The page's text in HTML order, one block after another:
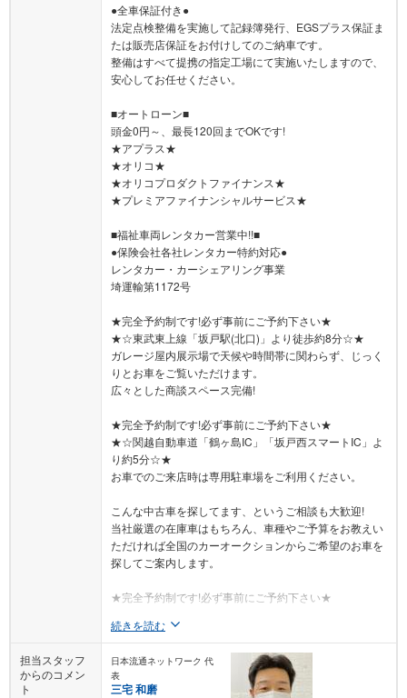
●全車保証付き●
法定点検整備を実施して記録簿発行、EGSプラス保証ま
たは販売店保証をお付けしてのご納車です。
整備はすべて提携の指定工場にて実施いたしますので、
安心してお任せください。
■オートローン■
頭金0円～、最長120回までOKです!
★アプラス★
★オリコ★
★オリコプロダクトファイナンス★
★プレミアファイナンシャルサービス★
■福祉車両レンタカー営業中!!■
●保険会社各社レンタカー特約対応●
レンタカー・カーシェアリング事業
埼運輸第1172号
★完全予約制です!必ず事前にご予約下さい★
★☆東武東上線「坂戸駅(北口)」より徒歩約8分☆★
ガレージ屋内展示場で天候や時間帯に関わらず、じっく
りとお車をご覧いただけます。
広々とした商談スペース完備!
★完全予約制です!必ず事前にご予約下さい★
★☆関越自動車道「鶴ヶ島IC」「坂戸西スマートIC」よ
り約5分☆★
お車でのご来店時は専用駐車場をご利用ください。
こんな中古車を探してます、というご相談も大歓迎!
当社厳選の在庫車はもちろん、車種やご予算をお教えい
ただければ全国のカーオークションからご希望のお車を
探してご案内します。
★完全予約制です!必ず事前にご予約下さい★
続きを読む
担当スタッフ
からのコメン
ト
日本流通ネットワーク 代
表
三宅 和磨